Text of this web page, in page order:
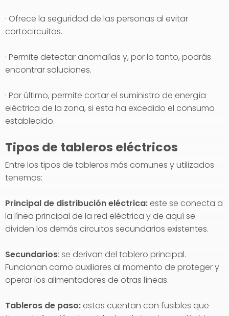
· Ofrece la seguridad de las personas al evitar
cortocircuitos.
· Permite detectar anomalías y, por lo tanto, podrás
encontrar soluciones.
· Por último, permite cortar el suministro de energía
eléctrica de la zona, si esta ha excedido el consumo
establecido.
Tipos de tableros eléctricos
Entre los tipos de tableros más comunes y utilizados
tenemos:
Principal de distribución eléctrica:este se conecta a
la línea principal de la red eléctrica y de aquí se
dividen los demás circuitos secundarios existentes.
Secundarios: se derivan del tablero principal.
Funcionan como auxiliares al momento de proteger y
operar los alimentadores de otras líneas.
Tableros de paso: estos cuentan con fusibles que